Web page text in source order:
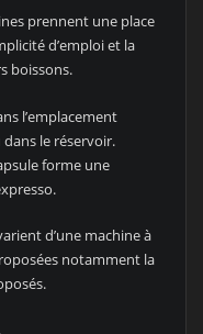
prennent une place
d’emploi et la
boissons.
l’emplacement
dans le réservoir.
forme une
d’une machine à
notamment la